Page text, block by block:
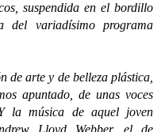
suspendida en el bordillo
del variadísimo programa
arte y de belleza plástica,
apuntado, de unas voces
la música de aquel joven
Lloyd Webber, el de